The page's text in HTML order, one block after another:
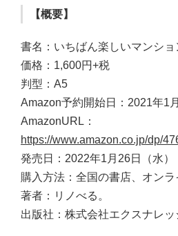
【概要】
書名：いちばん楽しいマンシ
価格：1,600円+税
判型：A5
Amazon予約開始日：2021年1
AmazonURL：
https://www.amazon.co.jp/dp/
発売日：2022年1月26日（水）
購入方法：全国の書店、オン
著者：リノべる。
出版社：株式会社エクスナレッ